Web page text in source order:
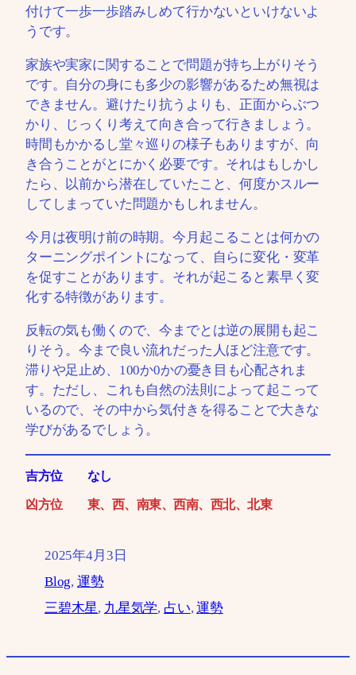
付けて一歩一歩踏みしめて行かないといけないよ
うです。
家族や実家に関することで問題が持ち上がりそう
です。自分の身にも多少の影響があるため無視は
できません。避けたり抗うよりも、正面からぶつ
かり、じっくり考えて向き合って行きましょう。
時間もかかるし堂々巡りの様子もありますが、向
き合うことがとにかく必要です。それはもしかし
たら、以前から潜在していたこと、何度かスルー
してしまっていた問題かもしれません。
今月は夜明け前の時期。今月起こることは何かの
ターニングポイントになって、自らに変化・変革
を促すことがあります。それが起こると素早く変
化する特徴があります。
反転の気も働くので、今までとは逆の展開も起こ
りそう。今まで良い流れだった人ほど注意です。
滞りや足止め、100か0かの憂き目も心配されま
す。ただし、これも自然の法則によって起こって
いるので、その中から気付きを得ることで大きな
学びがあるでしょう。
吉方位 なし
凶方位 東、西、南東、西南、 西北、北東
2025年4月3日
Blog, 運勢
三碧木星, 九星気学, 占い, 運勢